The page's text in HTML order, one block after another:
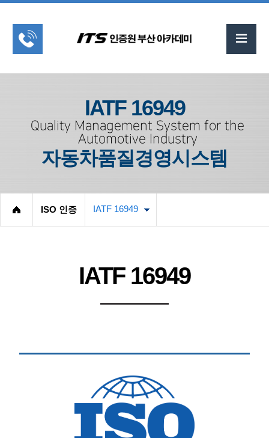
IATF 16949
Quality Management System for the
Automotive Industry
자동차품질경영시스템
ISO 인증 IATF 16949
IATF 16949